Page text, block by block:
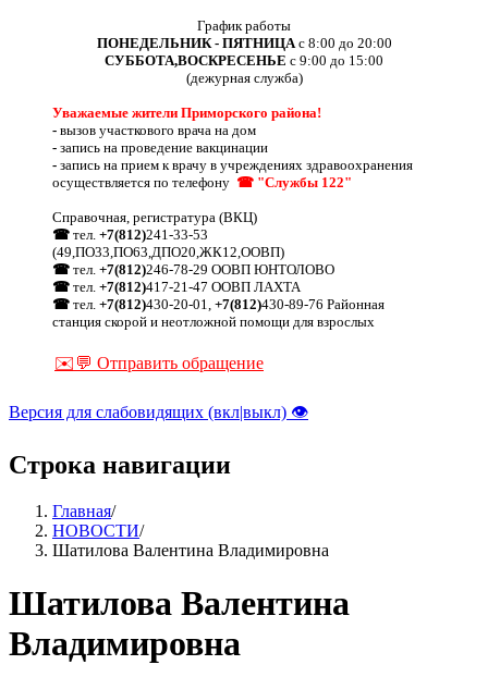
График работы
ПОНЕДЕЛЬНИК - ПЯТНИЦА с 8:00 до 20:00
СУББОТА,ВОСКРЕСЕНЬЕ с 9:00 до 15:00
(дежурная служба)
Уважаемые жители Приморского района!
- вызов участкового врача на дом
- запись на проведение вакцинации
- запись на прием к врачу в учреждениях здравоохранения
осуществляется по телефону ☎ "Службы 122"
Справочная, регистратура (ВКЦ)
☎ тел. +7(812)241-33-53
(49,ПО33,ПО63,ДПО20,ЖК12,ООВП)
☎ тел. +7(812)246-78-29 ООВП ЮНТОЛОВО
☎ тел. +7(812)417-21-47 ООВП ЛАХТА
☎ тел. +7(812)430-20-01, +7(812)430-89-76 Районная
станция скорой и неотложной помощи для взрослых
✉️💬 Отправить обращение
Версия для слабовидящих (вкл|выкл) 👁
Строка навигации
Главная/
НОВОСТИ/
Шатилова Валентина Владимировна
Шатилова Валентина
Владимировна